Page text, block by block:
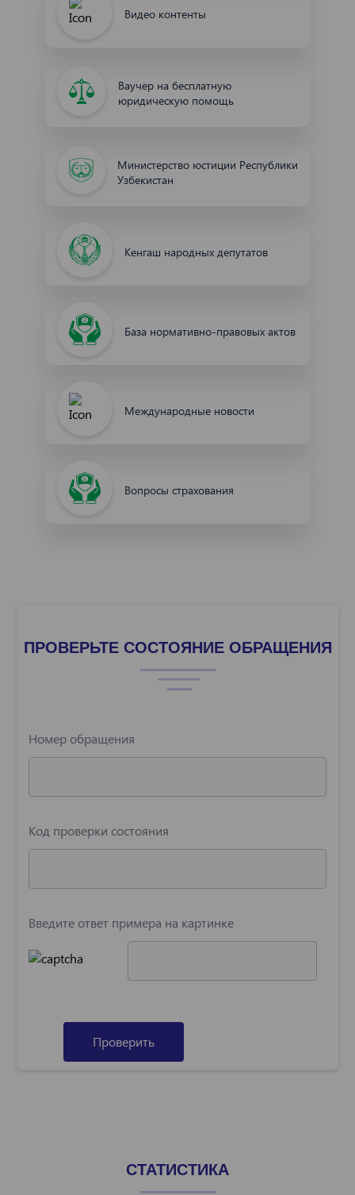
Видео контенты
Ваучер на бесплатную
юридическую помощь
Министерство юстиции Республики
Узбекистан
Кенгаш народных депутатов
База нормативно-правовых актов
Международные новости
Вопросы страхования
ПРОВЕРЬТЕ СОСТОЯНИЕ ОБРАЩЕНИЯ
Номер обращения
Код проверки состояния
Введите ответ примера на картинке
Проверить
СТАТИСТИКА